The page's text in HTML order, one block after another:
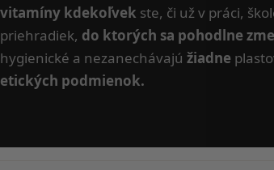
vitamíny kdekoľvek ste, či už v práci,
priehradiek, do ktorých sa pohodlne
hygienické a nezanechávajú žiadne
etických podmienok.